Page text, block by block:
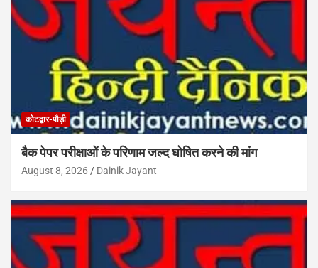
कोटद्वार-पौड़ी
बैक पेपर परीक्षाओं के परिणाम जल्द घोषित करने की मांग
August 8, 2026 Dainik Jayant